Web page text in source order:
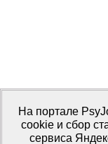
На портале
cookie и сбор
сервиса